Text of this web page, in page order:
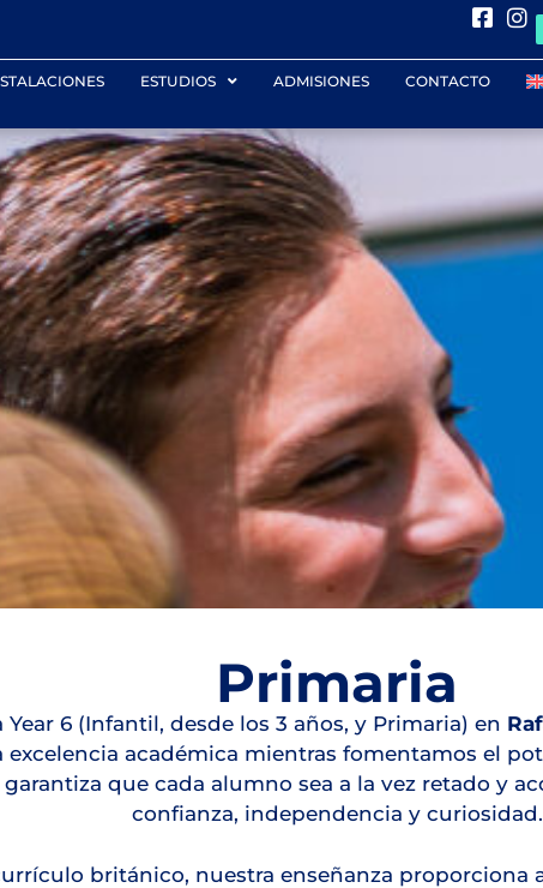
ESTUDIOS ADMISIONES CONTACTO
Primaria
6 (Infantil, desde los 3 años, y Primaria) en
académica mientras fomentamos el
que cada alumno sea a la vez retado y
confianza, independencia y curiosidad.
británico, nuestra enseñanza proporciona